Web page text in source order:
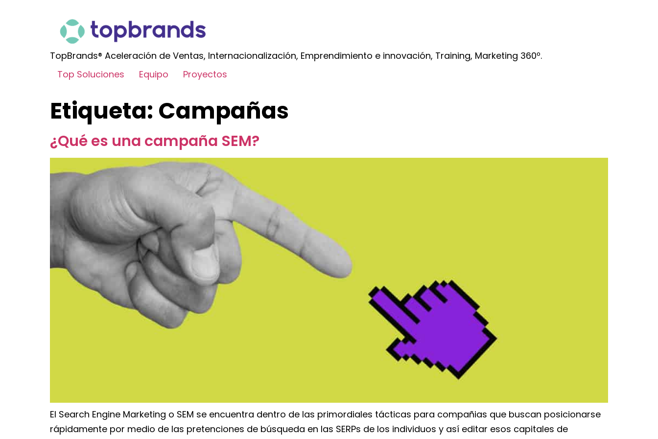
TopBrands® Aceleración de Ventas, Internacionalización, Emprendimiento e innovación, Training, Marketing 360º.
Top Soluciones
Equipo Proyectos
Etiqueta: Campañas
¿Qué es una campaña SEM?
El Search Engine Marketing o SEM se encuentra dentro de las primordiales tácticas para compañias que buscan posicionarse
rápidamente por medio de las pretenciones de búsqueda en las SERPs de los individuos y así editar esos capitales de